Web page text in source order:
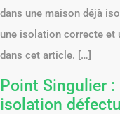
dans une maison déjà
une isolation correcte et
dans cet article. […]
Point Singulier
isolation